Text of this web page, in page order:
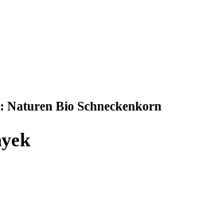
Naturen Bio Schneckenkorn